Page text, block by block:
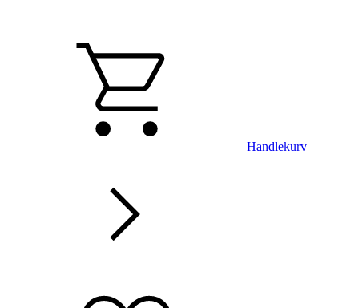
Handlekurv